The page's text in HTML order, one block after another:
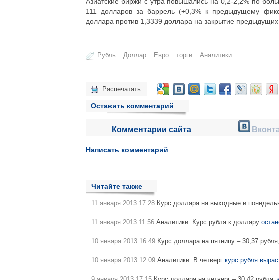
111 долларов за баррель (+0,3% к предыдущему
доллара против 1,3339 доллара на закрытие предыдущих
Рубль Доллар Евро торги Аналитики
Распечатать
Оставить комментарий
Комментарии сайта
Написать комментарий
Читайте также
11 января 2013 17:28 Курс доллара на выходные и
11 января 2013 11:56 Аналитики: Курс рубля к доллару
10 января 2013 16:49 Курс доллара на пятницу – 30,37 рубля,
10 января 2013 12:09 Аналитики: В четверг курс рубля